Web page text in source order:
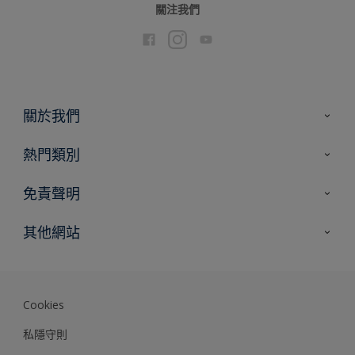
關注我們
關於我們
聯絡我們
熱門類別
尋找顏色
專家見解
免責聲明
色彩準確度
其他網站
Cookies
私隱守則